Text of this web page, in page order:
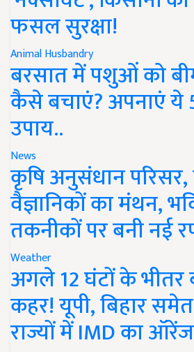
फसल सुरक्षा!
Animal Husbandry
बरसात में पशुओं को
कैसे बचाएं? अपनाएं
उपाय..
News
कृषि अनुसंधान परिसर,
वैज्ञानिकों का मंथन,
तकनीकों पर बनी नई
Weather
अगले 12 घंटों के भीतर
कहर! यूपी, बिहार
राज्यों में IMD का